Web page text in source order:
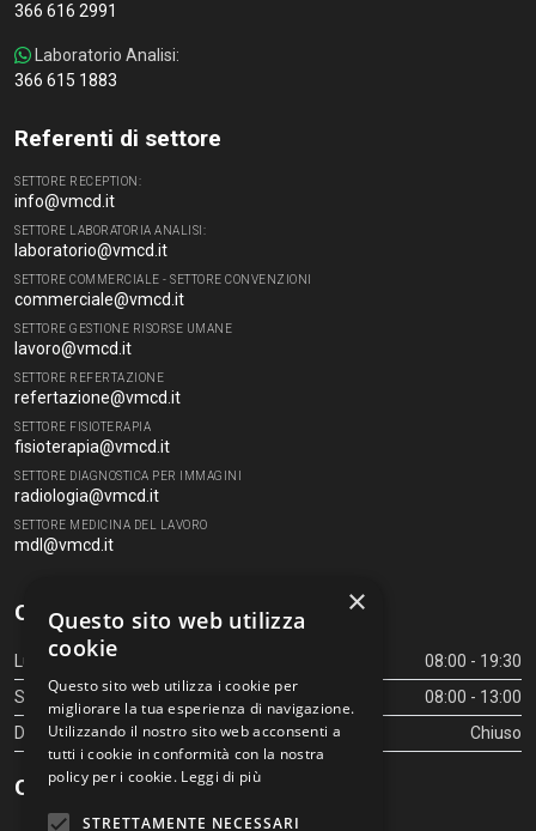
366 616 2991
Laboratorio Analisi:
366 615 1883
Referenti di settore
SETTORE RECEPTION:
info@vmcd.it
SETTORE LABORATORIA ANALISI:
laboratorio@vmcd.it
SETTORE COMMERCIALE - SETTORE CONVENZIONI
commerciale@vmcd.it
SETTORE GESTIONE RISORSE UMANE
lavoro@vmcd.it
SETTORE REFERTAZIONE
refertazione@vmcd.it
SETTORE FISIOTERAPIA
fisioterapia@vmcd.it
SETTORE DIAGNOSTICA PER IMMAGINI
radiologia@vmcd.it
SETTORE MEDICINA DEL LAVORO
mdl@vmcd.it
Orari Centro Diagnostico
Lunedì - Venerdì
08:00 - 19:30
Sabato
08:00 - 13:00
Domenica
Chiuso
Orari Centro Diagnostico
×
Questo sito web utilizza
cookie
Questo sito web utilizza i cookie per
migliorare la tua esperienza di navigazione.
Utilizzando il nostro sito web acconsenti a
tutti i cookie in conformità con la nostra
policy per i cookie. Leggi di più
STRETTAMENTE NECESSARI